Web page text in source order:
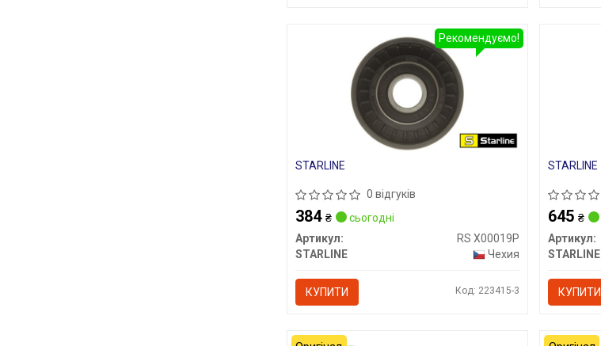
STARLINE
0 відгуків
384 ₴
сьогодні
Артикул:
RS X00019P
STARLINE
Чехия
КУПИТИ Код: 223415-3
Рекомендуємо!
STARLINE
645₴
Артикул:
STARLINE
КУПИТИ